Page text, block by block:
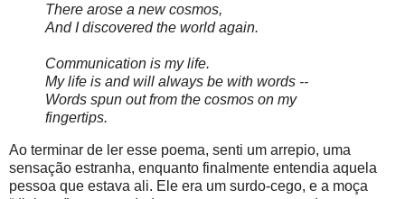
There arose a new cosmos,
And I discovered the world again.
Communication is my life.
My life is and will always be with words --
Words spun out from the cosmos on my
fingertips.
Ao terminar de ler esse poema, senti um arrepio, uma
sensação estranha, enquanto finalmente entendia aquela
pessoa que estava ali. Ele era um surdo-cego, e a moça